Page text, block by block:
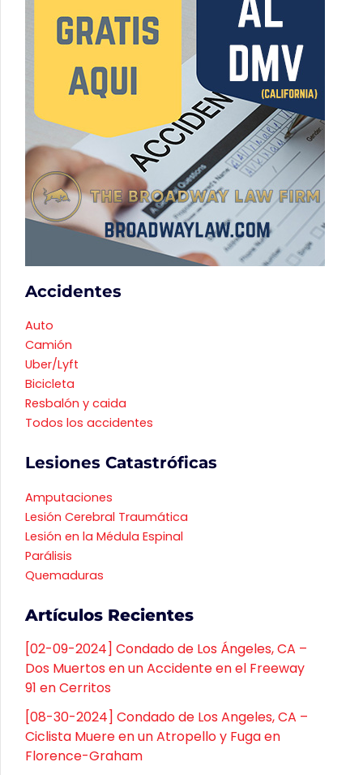
Accidentes
Auto
Camión
Uber/Lyft
Bicicleta
Resbalón y caida
Todos los accidentes
Lesiones Catastróficas
Amputaciones
Lesión Cerebral Traumática
Lesión en la Médula Espinal
Parálisis
Quemaduras
Artículos Recientes
[02-09-2024] Condado de Los Ángeles, CA –
Dos Muertos en un Accidente en el Freeway
91 en Cerritos
[08-30-2024] Condado de Los Angeles, CA –
Ciclista Muere en un Atropello y Fuga en
Florence-Graham